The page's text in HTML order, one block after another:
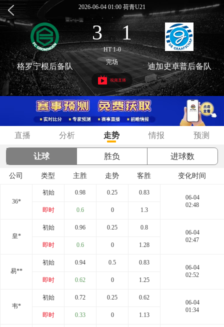
2026-06-04 01:00 荷青U21
3 : 1
HT 1-0
格罗宁根后备队 完场 迪加史卓普后备队
视频直播
直播 分析 走势 情报 预测
让球 胜负 进球数
公司 类型 主胜 走势 客胜 变化时间
36*
初始 0.98 0.25 0.83
06-04
02:48
即时 0.6 0 1.3
皇*
初始 0.96 0.25 0.8
06-04
02:47
即时 0.6 0 1.28
易**
初始 0.94 0.5 0.83
06-04
02:52
即时 0.62 0 1.25
韦*
初始 0.72 0.25 0.62
06-04
01:34
即时 0.33 0 1.13